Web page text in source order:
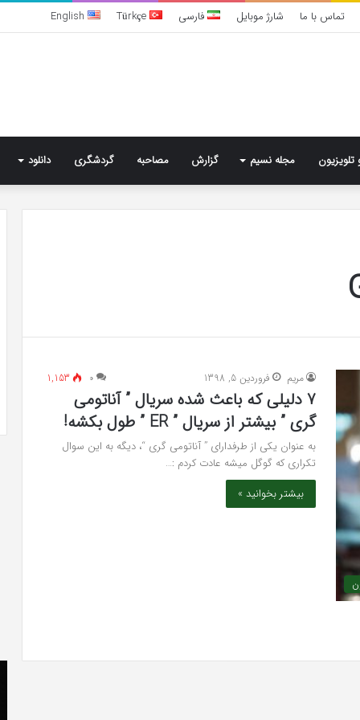
تماس با ما شارژ موبایل فارسی Türkçe
English
تلویزیون مجله نسیم گزارش مصاحبه گردشگری دانلود
مريم فروردین 5, 1398 ۰ 1,153
7 دلیلی که باعث شده سریال ” آناتومی
گری ” بیشتر از سریال ” ER ” طول بکشه!
به عنوان یکی از طرفدارای ” آناتومی گری “، دیگه به این سوال
تکراری که گوگل میشه عادت کردم :…
بیشتر بخوانید »
به شایعه‌های اخیر؛
می‌دهم»
می‌شود؟
تشخیص سندرم پرادر-ویلی چگونه انجام
می‌شود؟